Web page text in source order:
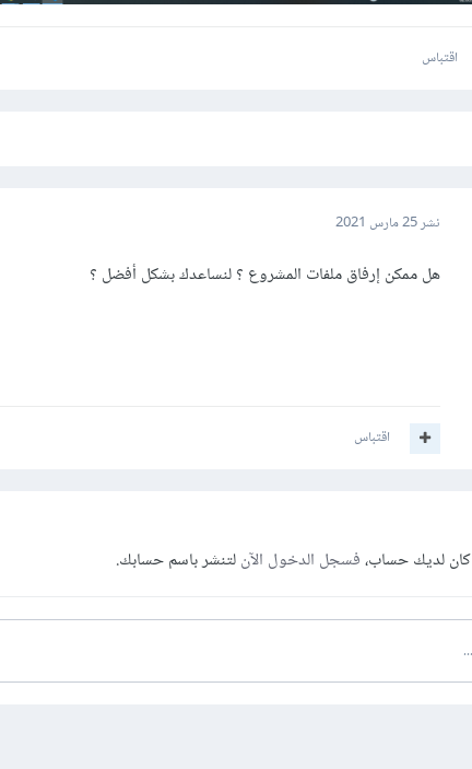
اقتباس
نشر25 مارس 2021
هل ممكن إرفاق ملفات المشروع ؟ لنساعدك بشكل أفضل ؟
اقتباس
كان لديك حساب،فسجل الدخول الآنلتنشر باسم حسابك.